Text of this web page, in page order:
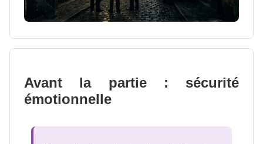
Avant la partie : sécurité
émotionnelle